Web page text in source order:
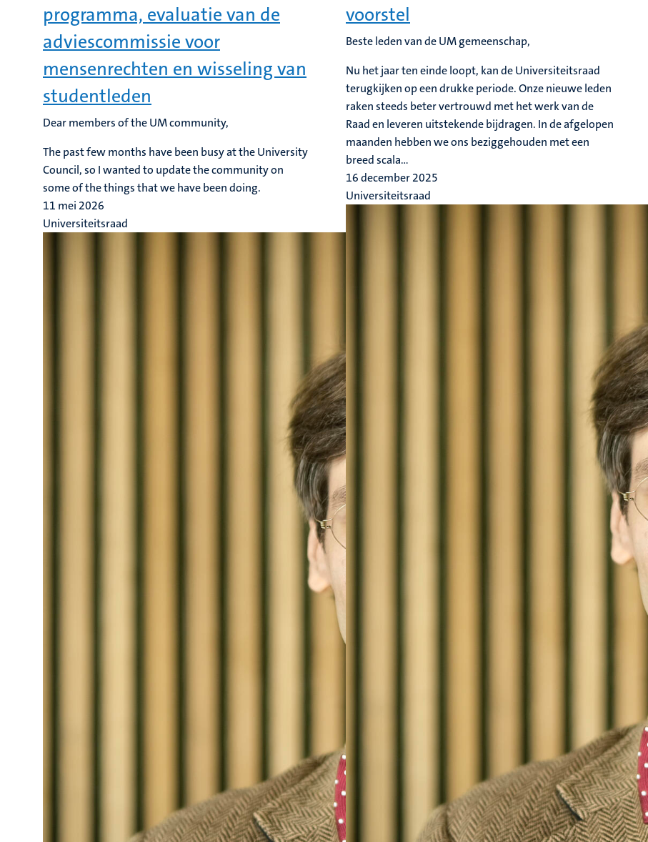
programma, evaluatie van de
adviescommissie voor
mensenrechten en wisseling van
studentleden
Dear members of the UM community,
The past few months have been busy at the University
Council, so I wanted to update the community on
some of the things that we have been doing.
11 mei 2026
Universiteitsraad
voorstel
Beste leden van de UM gemeenschap,
Nu het jaar ten einde loopt, kan de Universiteitsraad
terugkijken op een drukke periode. Onze nieuwe leden
raken steeds beter vertrouwd met het werk van de
Raad en leveren uitstekende bijdragen. In de afgelopen
maanden hebben we ons beziggehouden met een
breed scala...
16 december 2025
Universiteitsraad